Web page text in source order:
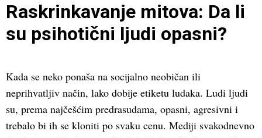
Raskrinkavanje mitova: Da li
su psihotični ljudi opasni?
Kada se neko ponaša na socijalno neobičan ili
neprihvatljiv način, lako dobije etiketu ludaka. Ludi ljudi
su, prema najčešćim predrasudama, opasni, agresivni i
trebalo bi ih se kloniti po svaku cenu. Mediji svakodnevno